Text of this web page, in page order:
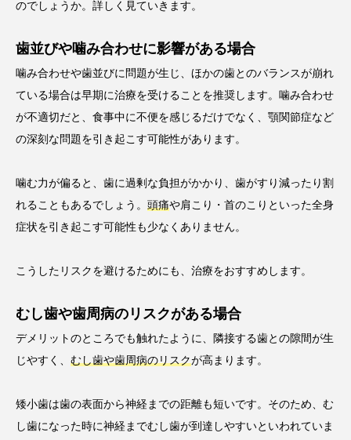
のでしょうか。詳しく見ていきます。
歯並びや噛み合わせに影響がある場合
噛み合わせや歯並びに問題が生じ、ほかの歯とのバランスが崩れ
ている場合は早期に治療を受けることを推奨します。噛み合わせ
が不適切だと、食事中に不便を感じるだけでなく、顎関節症など
の深刻な問題を引き起こす可能性があります。
噛む力が偏ると、歯に過剰な負担がかかり、歯がすり減ったり割
れることもあるでしょう。 頭痛や肩こり・首のこりといった全身
症状を引き起こす可能性も少なくありません。
こうしたリスクを避けるためにも、治療をおすすめします。
むし歯や歯周病のリスクがある場合
デメリットのところでも触れたように、隣接する歯との隙間が生
じやすく、 むし歯や歯周病のリスクが高まります。
矮小歯は歯の表面から神経までの距離も短いです。そのため、む
し歯になった時に神経までむし歯が到達しやすいといわれていま